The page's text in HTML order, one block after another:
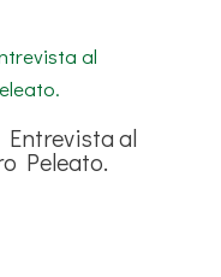
Entrevista al
Peleato.